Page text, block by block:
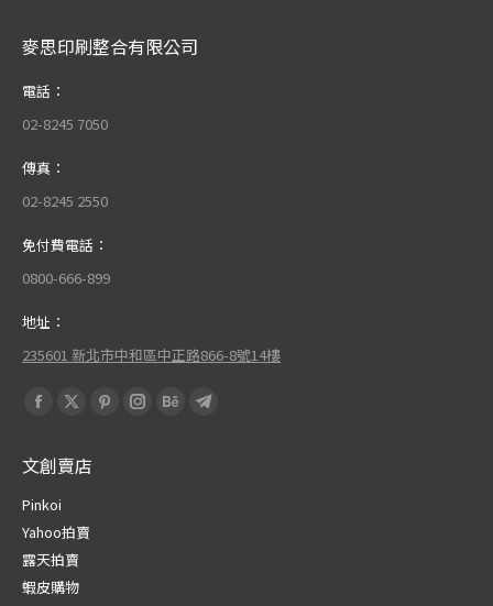
麥思印刷整合有限公司
電話：
02-8245 7050
傳真：
02-8245 2550
免付費電話：
0800-666-899
地址：
235601 新北市中和區中正路866-8號14樓
Find us on:
Facebook
opens
in
new
window
X
opens
new
window
PinterestInstagram
BehanceTelegram
文創賣店
Pinkoi
Yahoo拍賣
露天拍賣
蝦皮購物